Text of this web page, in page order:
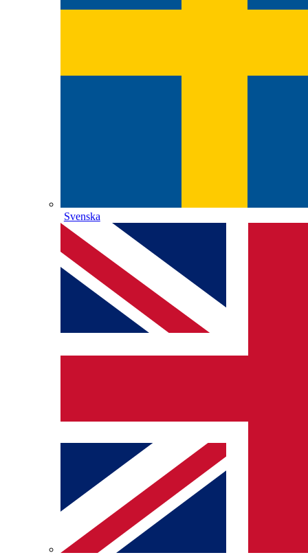
Svenska